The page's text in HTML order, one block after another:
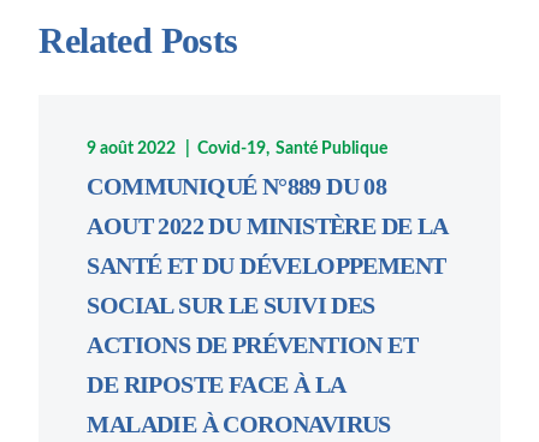
Related Posts
9 août 2022 Covid-19 Santé Publique
COMMUNIQUÉ N°889 DU 08
AOUT 2022 DU MINISTÈRE DE LA
SANTÉ ET DU DÉVELOPPEMENT
SOCIAL SUR LE SUIVI DES
ACTIONS DE PRÉVENTION ET
DE RIPOSTE FACE À LA
MALADIE À CORONAVIRUS